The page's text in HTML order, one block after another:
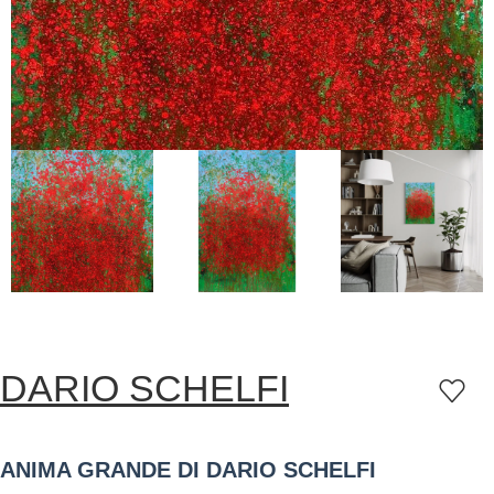
DARIO SCHELFI
ANIMA GRANDE DI DARIO SCHELFI